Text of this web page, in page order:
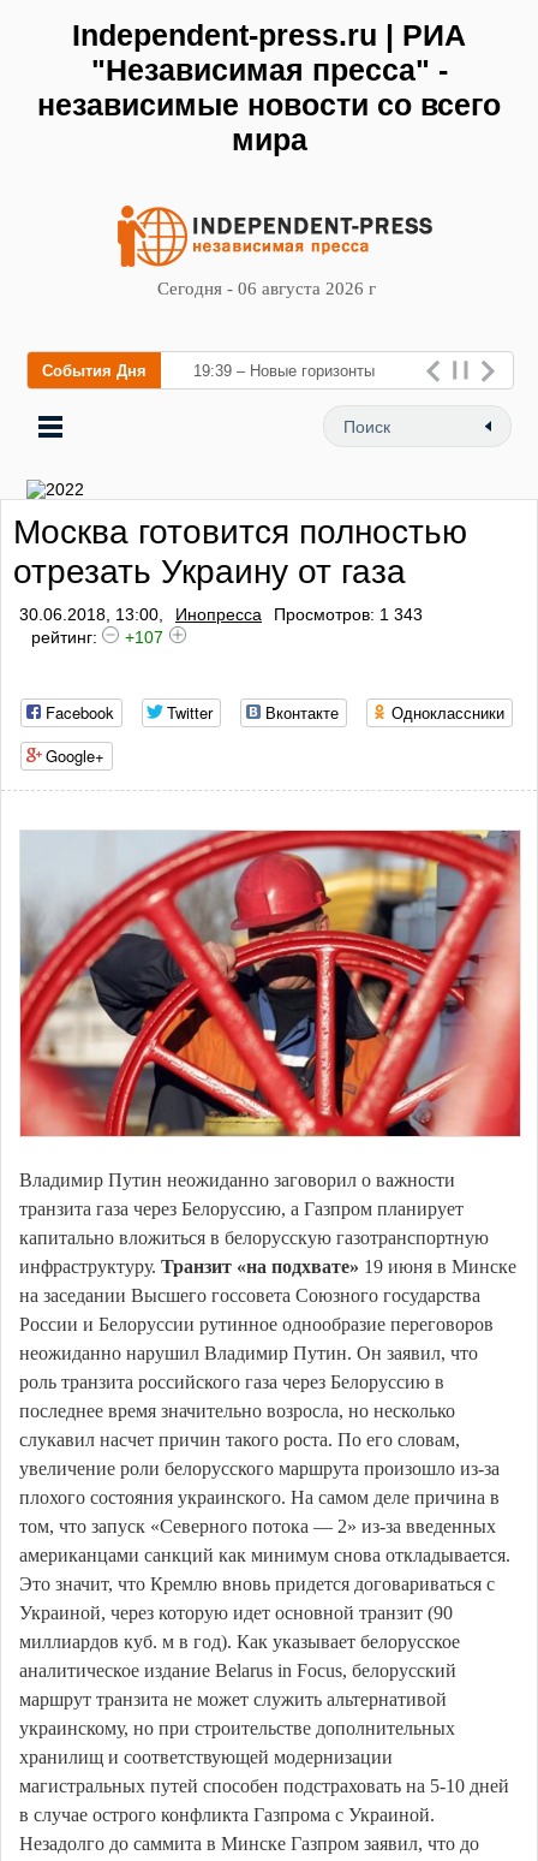
Independent-press.ru | РИА
"Независимая пресса" -
независимые новости со всего
мира
Сегодня - 06 августа 2026 г
События Дня 19:39 – Новые горизонты
флебологии: в Москве
открылся «Городской центр
заболеваний вен и
Москва готовится полностью
отрезать Украину от газа
30.06.2018, 13:00, Инопресса
Просмотров: 1 343
рейтинг:
+107
Facebook Twitter Вконтакте
Одноклассники
Google+
Владимир Путин неожиданно заговорил о важности
транзита газа через Белоруссию, а Газпром планирует
капитально вложиться в белорусскую газотранспортную
инфраструктуру. Транзит «на подхвате» 19 июня в Минске
на заседании Высшего госсовета Союзного государства
России и Белоруссии рутинное однообразие переговоров
неожиданно нарушил Владимир Путин. Он заявил, что
роль транзита российского газа через Белоруссию в
последнее время значительно возросла, но несколько
слукавил насчет причин такого роста. По его словам,
увеличение роли белорусского маршрута произошло из-за
плохого состояния украинского. На самом деле причина в
том, что запуск «Северного потока — 2» из-за введенных
американцами санкций как минимум снова откладывается.
Это значит, что Кремлю вновь придется договариваться с
Украиной, через которую идет основной транзит (90
миллиардов куб. м в год). Как указывает белорусское
аналитическое издание Belarus in Focus, белорусский
маршрут транзита не может служить альтернативой
украинскому, но при строительстве дополнительных
хранилищ и соответствующей модернизации
магистральных путей способен подстраховать на 5-10 дней
в случае острого конфликта Газпрома с Украиной.
Незадолго до саммита в Минске Газпром заявил, что до